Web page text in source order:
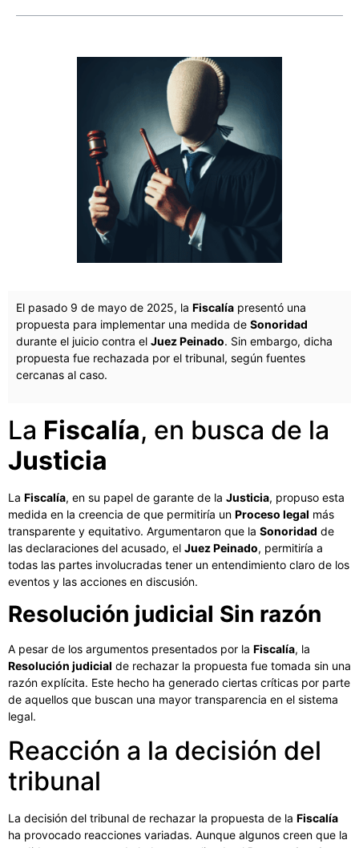
El pasado 9 de mayo de 2025, la Fiscalía presentó una
propuesta para implementar una medida de Sonoridad
durante el juicio contra el Juez Peinado. Sin embargo, dicha
propuesta fue rechazada por el tribunal, según fuentes
cercanas al caso.
La Fiscalía, en busca de la
Justicia
La Fiscalía, en su papel de garante de la Justicia, propuso esta
medida en la creencia de que permitiría un Proceso legal más
transparente y equitativo. Argumentaron que la Sonoridad de
las declaraciones del acusado, el Juez Peinado, permitiría a
todas las partes involucradas tener un entendimiento claro de los
eventos y las acciones en discusión.
Resolución judicial Sin razón
A pesar de los argumentos presentados por la Fiscalía, la
Resolución judicial de rechazar la propuesta fue tomada sin una
razón explícita. Este hecho ha generado ciertas críticas por parte
de aquellos que buscan una mayor transparencia en el sistema
legal.
Reacción a la decisión del
tribunal
La decisión del tribunal de rechazar la propuesta de la Fiscalía
ha provocado reacciones variadas. Aunque algunos creen que la